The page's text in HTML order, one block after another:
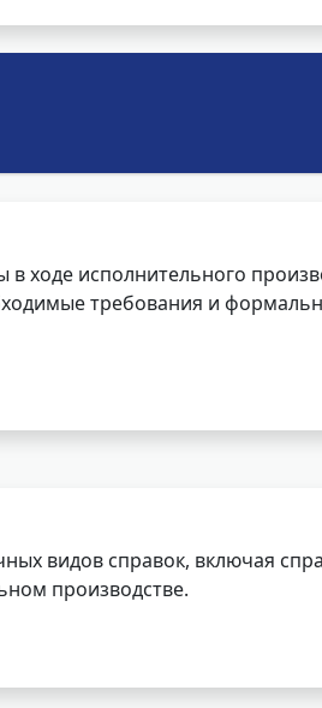
ходе исполнительного
требования и
видов справок, включая
производстве.